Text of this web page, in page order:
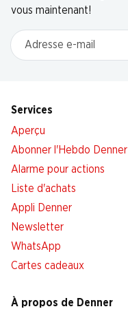
vous maintenant!
Adresse e-mail
Services
Aperçu
Abonner l'Hebdo Denner
Alarme pour actions
Liste d'achats
Appli Denner
Newsletter
WhatsApp
Cartes cadeaux
À propos de Denner